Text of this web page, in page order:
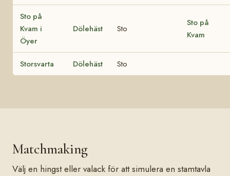
Sto på
Kvam i
Öyer
Dölehäst Sto
Sto på
Kvam
Storsvarta Dölehäst Sto
Matchmaking
Välj en hingst eller valack för att simulera en stamtavla